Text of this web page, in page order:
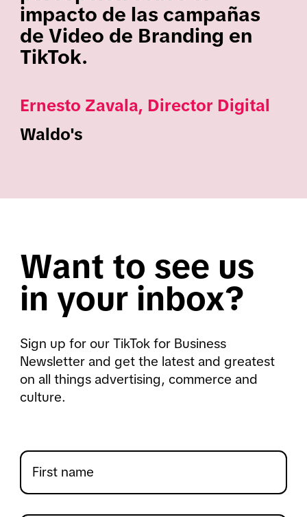
impacto de las campañas
de Video de Branding en
TikTok.
Ernesto Zavala, Director Digital
Waldo's
Want to see us
in your inbox?
Sign up for our TikTok for Business
Newsletter and get the latest and greatest
on all things advertising, commerce and
culture.